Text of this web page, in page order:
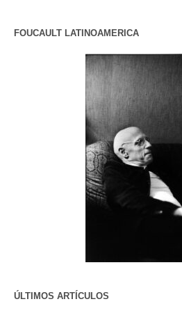
FOUCAULT LATINOAMERICA
ÚLTIMOS ARTÍCULOS